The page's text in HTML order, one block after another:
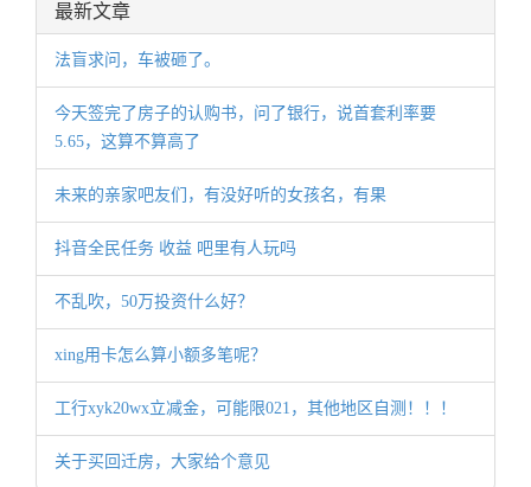
最新文章
法盲求问，车被砸了。
今天签完了房子的认购书，问了银行，说首套利率要
5.65，这算不算高了
未来的亲家吧友们，有没好听的女孩名，有果
抖音全民任务 收益 吧里有人玩吗
不乱吹，50万投资什么好？
xing用卡怎么算小额多笔呢？
工行xyk20wx立减金，可能限021，其他地区自测！！！
关于买回迁房，大家给个意见